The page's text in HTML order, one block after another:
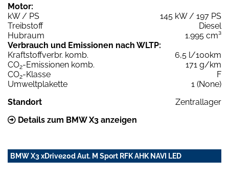
Motor:
kW / PS
145 kW / 197 PS
Treibstoff
Diesel
Hubraum
1.995 cm³
Verbrauch und Emissionen nach WLTP:
Kraftstoffverbr. komb.
6,5 l/100km
CO2-Emissionen komb.
171 g/km
CO2-Klasse
F
Umweltplakette
1 (None)
Standort
Zentrallager
Details zum BMW X3 anzeigen
BMW X3 xDrive20d Aut. M Sport RFK AHK NAVI LED